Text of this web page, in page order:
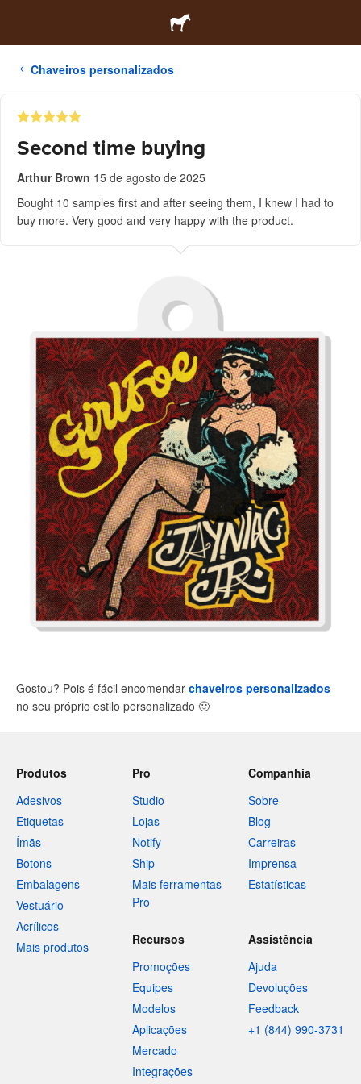
Chaveiros personalizados
Second time buying
Arthur Brown 15 de agosto de 2025
Bought 10 samples first and after seeing them, I knew I had to
buy more. Very good and very happy with the product.
Gostou? Pois é fácil encomendar chaveiros personalizados
no seu próprio estilo personalizado 🙂
Produtos
Adesivos
Etiquetas
Ímãs
Botons
Embalagens
Vestuário
Acrílicos
Mais produtos
Pro
Studio
Lojas
Notify
Ship
Mais ferramentas
Pro
Companhia
Sobre
Blog
Carreiras
Imprensa
Estatísticas
Recursos
Promoções
Equipes
Modelos
Aplicações
Mercado
Integrações
Assistência
Ajuda
Devoluções
Feedback
+1 (844) 990-3731